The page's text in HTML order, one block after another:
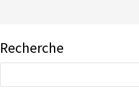
Recherche